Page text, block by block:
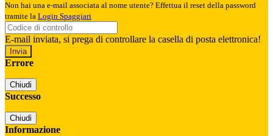
Non hai una e-mail associata al nome utente? Effettua il reset della password
tramite la Login Spaggiari
E-mail inviata, si prega di controllare la casella di posta elettronica!
Errore
Chiudi
Successo
Chiudi
Informazione